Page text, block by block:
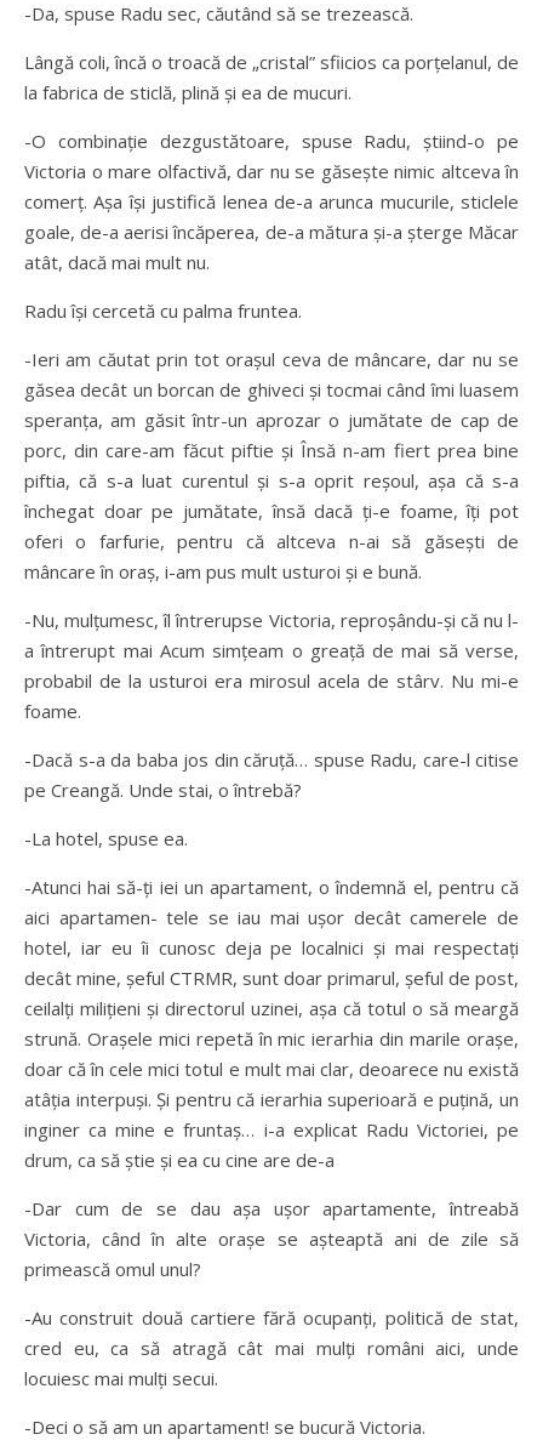
-Da, spuse Radu sec, căutând să se trezească.
Lângă coli, încă o troacă de „cristal” sfiicios ca porţelanul, de
la fabrica de sticlă, plină şi ea de mucuri.
-O combinaţie dezgustătoare, spuse Radu, ştiind-o pe
Victoria o mare olfactivă, dar nu se găseşte nimic altceva în
comerţ. Aşa îşi justifică lenea de-a arunca mucurile, sticlele
goale, de-a aerisi încăperea, de-a mătura şi-a şterge Măcar
atât, dacă mai mult nu.
Radu îşi cercetă cu palma fruntea.
-Ieri am căutat prin tot oraşul ceva de mâncare, dar nu se
găsea decât un borcan de ghiveci şi tocmai când îmi luasem
speranţa, am găsit într-un aprozar o jumătate de cap de
porc, din care-am făcut piftie şi Însă n-am fiert prea bine
piftia, că s-a luat curentul şi s-a oprit reşoul, aşa că s-a
închegat doar pe jumătate, însă dacă ţi-e foame, îţi pot
oferi o farfurie, pentru că altceva n-ai să găseşti de
mâncare în oraş, i-am pus mult usturoi şi e bună.
-Nu, mulţumesc, îl întrerupse Victoria, reproşându-şi că nu l-
a întrerupt mai Acum simţeam o greaţă de mai să verse,
probabil de la usturoi era mirosul acela de stârv. Nu mi-e
foame.
-Dacă s-a da baba jos din căruţă… spuse Radu, care-l citise
pe Creangă. Unde stai, o întrebă?
-La hotel, spuse ea.
-Atunci hai să-ţi iei un apartament, o îndemnă el, pentru că
aici apartamen- tele se iau mai uşor decât camerele de
hotel, iar eu îi cunosc deja pe localnici şi mai respectaţi
decât mine, şeful CTRMR, sunt doar primarul, şeful de post,
ceilalţi miliţieni şi directorul uzinei, aşa că totul o să meargă
strună. Oraşele mici repetă în mic ierarhia din marile oraşe,
doar că în cele mici totul e mult mai clar, deoarece nu există
atâţia interpuşi. Şi pentru că ierarhia superioară e puţină, un
inginer ca mine e fruntaş… i-a explicat Radu Victoriei, pe
drum, ca să ştie şi ea cu cine are de-a
-Dar cum de se dau aşa uşor apartamente, întreabă
Victoria, când în alte oraşe se aşteaptă ani de zile să
primească omul unul?
-Au construit două cartiere fără ocupanţi, politică de stat,
cred eu, ca să atragă cât mai mulţi români aici, unde
locuiesc mai mulți secui.
-Deci o să am un apartament! se bucură Victoria.